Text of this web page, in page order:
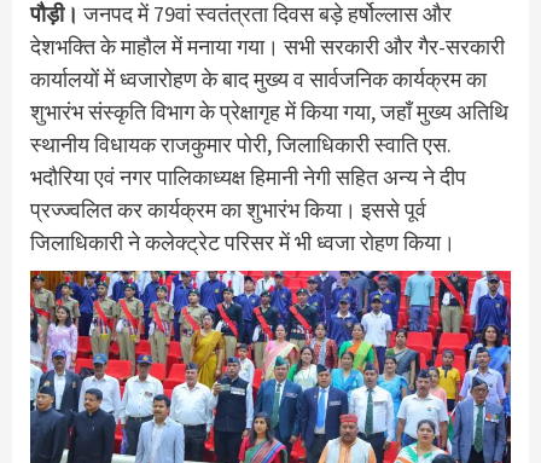
पौड़ी।जनपद में 79वां स्वतंत्रता दिवस बड़े हर्षोल्लास और
देशभक्ति के माहौल में मनाया गया। सभी सरकारी और गैर-सरकारी
कार्यालयों में ध्वजारोहण के बाद मुख्य व सार्वजनिक कार्यक्रम का
शुभारंभ संस्कृति विभाग के प्रेक्षागृह में किया गया, जहाँ मुख्य अतिथि
स्थानीय विधायक राजकुमार पोरी, जिलाधिकारी स्वाति एस.
भदौरिया एवं नगर पालिकाध्यक्ष हिमानी नेगी सहित अन्य ने दीप
प्रज्ज्वलित कर कार्यक्रम का शुभारंभ किया। इससे पूर्व
जिलाधिकारी ने कलेक्ट्रेट परिसर में भी ध्वजा रोहण किया।